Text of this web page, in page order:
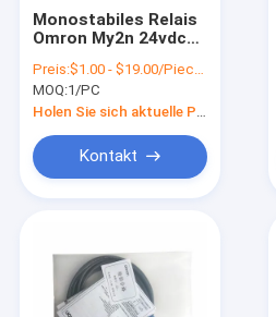
Monostabiles Relais
Omron My2n 24vdc
LED-Indikator
Preis:$1.00 - $19.00/Pieces
MOQ:1/PC
Kontakt